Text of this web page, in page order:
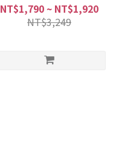
NT$1,790 ~ NT$1,920
NT$3,249